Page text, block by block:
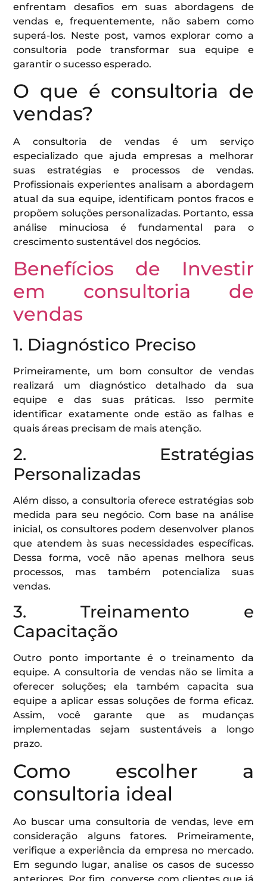
enfrentam desafios em suas abordagens de
vendas e, frequentemente, não sabem como
superá-los. Neste post, vamos explorar como a
consultoria pode transformar sua equipe e
garantir o sucesso esperado.
O que é consultoria de
vendas?
A consultoria de vendas é um serviço
especializado que ajuda empresas a melhorar
suas estratégias e processos de vendas.
Profissionais experientes analisam a abordagem
atual da sua equipe, identificam pontos fracos e
propõem soluções personalizadas. Portanto, essa
análise minuciosa é fundamental para o
crescimento sustentável dos negócios.
Benefícios de Investir
em consultoria de
vendas
1. Diagnóstico Preciso
Primeiramente, um bom consultor de vendas
realizará um diagnóstico detalhado da sua
equipe e das suas práticas. Isso permite
identificar exatamente onde estão as falhas e
quais áreas precisam de mais atenção.
2. Estratégias
Personalizadas
Além disso, a consultoria oferece estratégias sob
medida para seu negócio. Com base na análise
inicial, os consultores podem desenvolver planos
que atendem às suas necessidades específicas.
Dessa forma, você não apenas melhora seus
processos, mas também potencializa suas
vendas.
3. Treinamento e
Capacitação
Outro ponto importante é o treinamento da
equipe. A consultoria de vendas não se limita a
oferecer soluções; ela também capacita sua
equipe a aplicar essas soluções de forma eficaz.
Assim, você garante que as mudanças
implementadas sejam sustentáveis a longo
prazo.
Como escolher a
consultoria ideal
Ao buscar uma consultoria de vendas, leve em
consideração alguns fatores. Primeiramente,
verifique a experiência da empresa no mercado.
Em segundo lugar, analise os casos de sucesso
anteriores. Por fim, converse com clientes que já